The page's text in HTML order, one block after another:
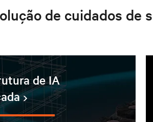
de cuidados de
de IA